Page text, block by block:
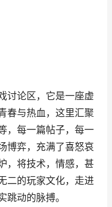
讨论区，它是一座虚
春与热血，这里汇聚
，每一篇帖子，每一
博弈，充满了喜怒哀
，将技术，情感，甚
二的玩家文化，走进
动的脉搏。